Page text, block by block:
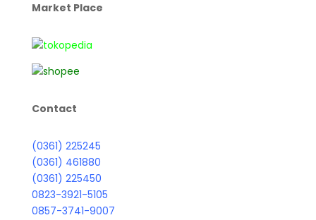
Market Place
Contact
(0361) 225245
(0361) 461880
(0361) 225450
0823-3921-5105
0857-3741-9007